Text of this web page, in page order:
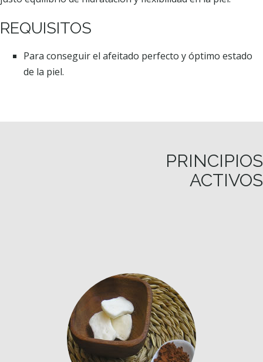
REQUISITOS
Para conseguir el afeitado perfecto y óptimo estado
de la piel.
PRINCIPIOS
ACTIVOS